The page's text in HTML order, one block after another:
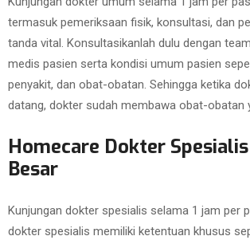
termasuk pemeriksaan fisik, konsultasi, dan
tanda vital. Konsultasikanlah dulu dengan
medis pasien serta kondisi umum pasien
penyakit, dan obat-obatan. Sehingga ketika
datang, dokter sudah membawa obat-obatan
Homecare Dokter
Besar
Kunjungan dokter spesialis selama 1 jam per
dokter spesialis memiliki ketentuan khusus